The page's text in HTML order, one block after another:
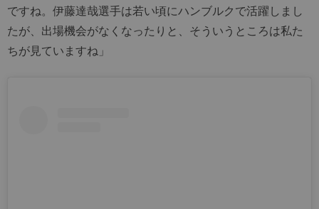
ですね。伊藤達哉選手は若い頃にハンブルクで活躍しまし
たが、出場機会がなくなったりと、そういうところは私た
ちが見ていますね」